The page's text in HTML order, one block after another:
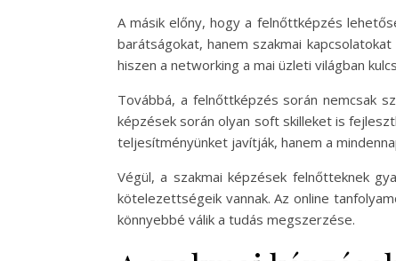
A másik előny, hogy a felnőttképzés
barátságokat, hanem szakmai
hiszen a networking a mai üzleti világban
Továbbá, a felnőttképzés során nemcsak
képzések során olyan soft skilleket is
teljesítményünket javítják, hanem a
Végül, a szakmai képzések felnőtteknek
kötelezettségeik vannak. Az online
könnyebbé válik a tudás megszerzése.